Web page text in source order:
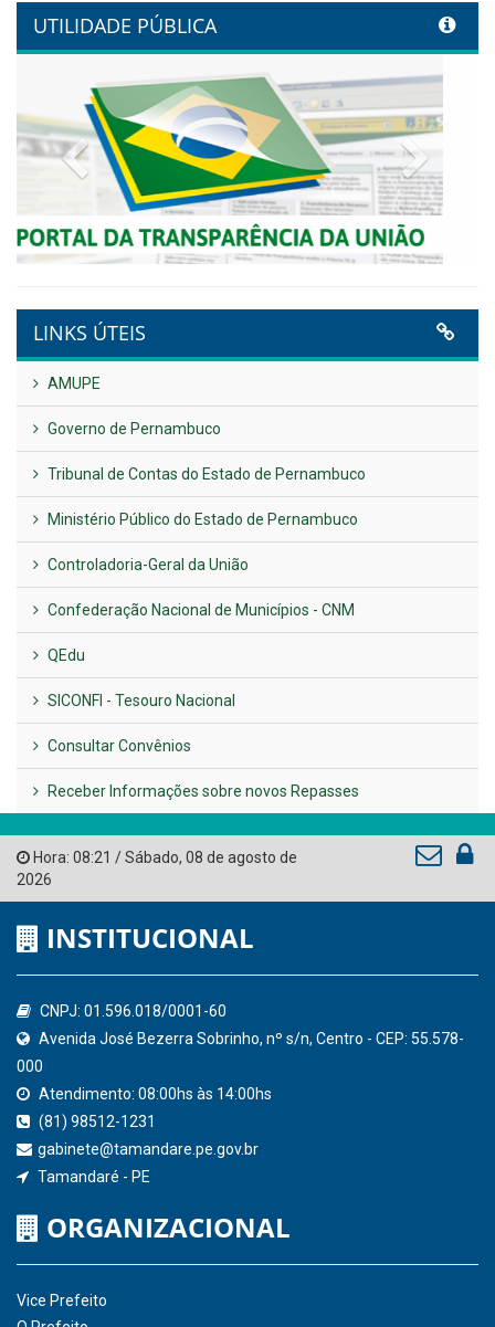
alinhamento estratégico do
Conecta+ Tamandaré.
NOTA DE PESAR E LUTO OFICIAL
Publicado em: 9 de junho de 2026
Plano Diretor – 2026
Publicado em: 14 de maio de 2026
VER TODAS NOTÍCIAS
UTILIDADE PÚBLICA
Previous
LINKS ÚTEIS
AMUPE
Governo de Pernambuco
Tribunal de Contas do Estado de Pernambuco
Ministério Público do Estado de Pernambuco
Controladoria-Geral da União
Confederação Nacional de Municípios - CNM
QEdu
Consultar Convênios
Receber Informações sobre novos Repasses
Hora:08:21/ Sábado, 08 de agosto de
2026
INSTITUCIONAL